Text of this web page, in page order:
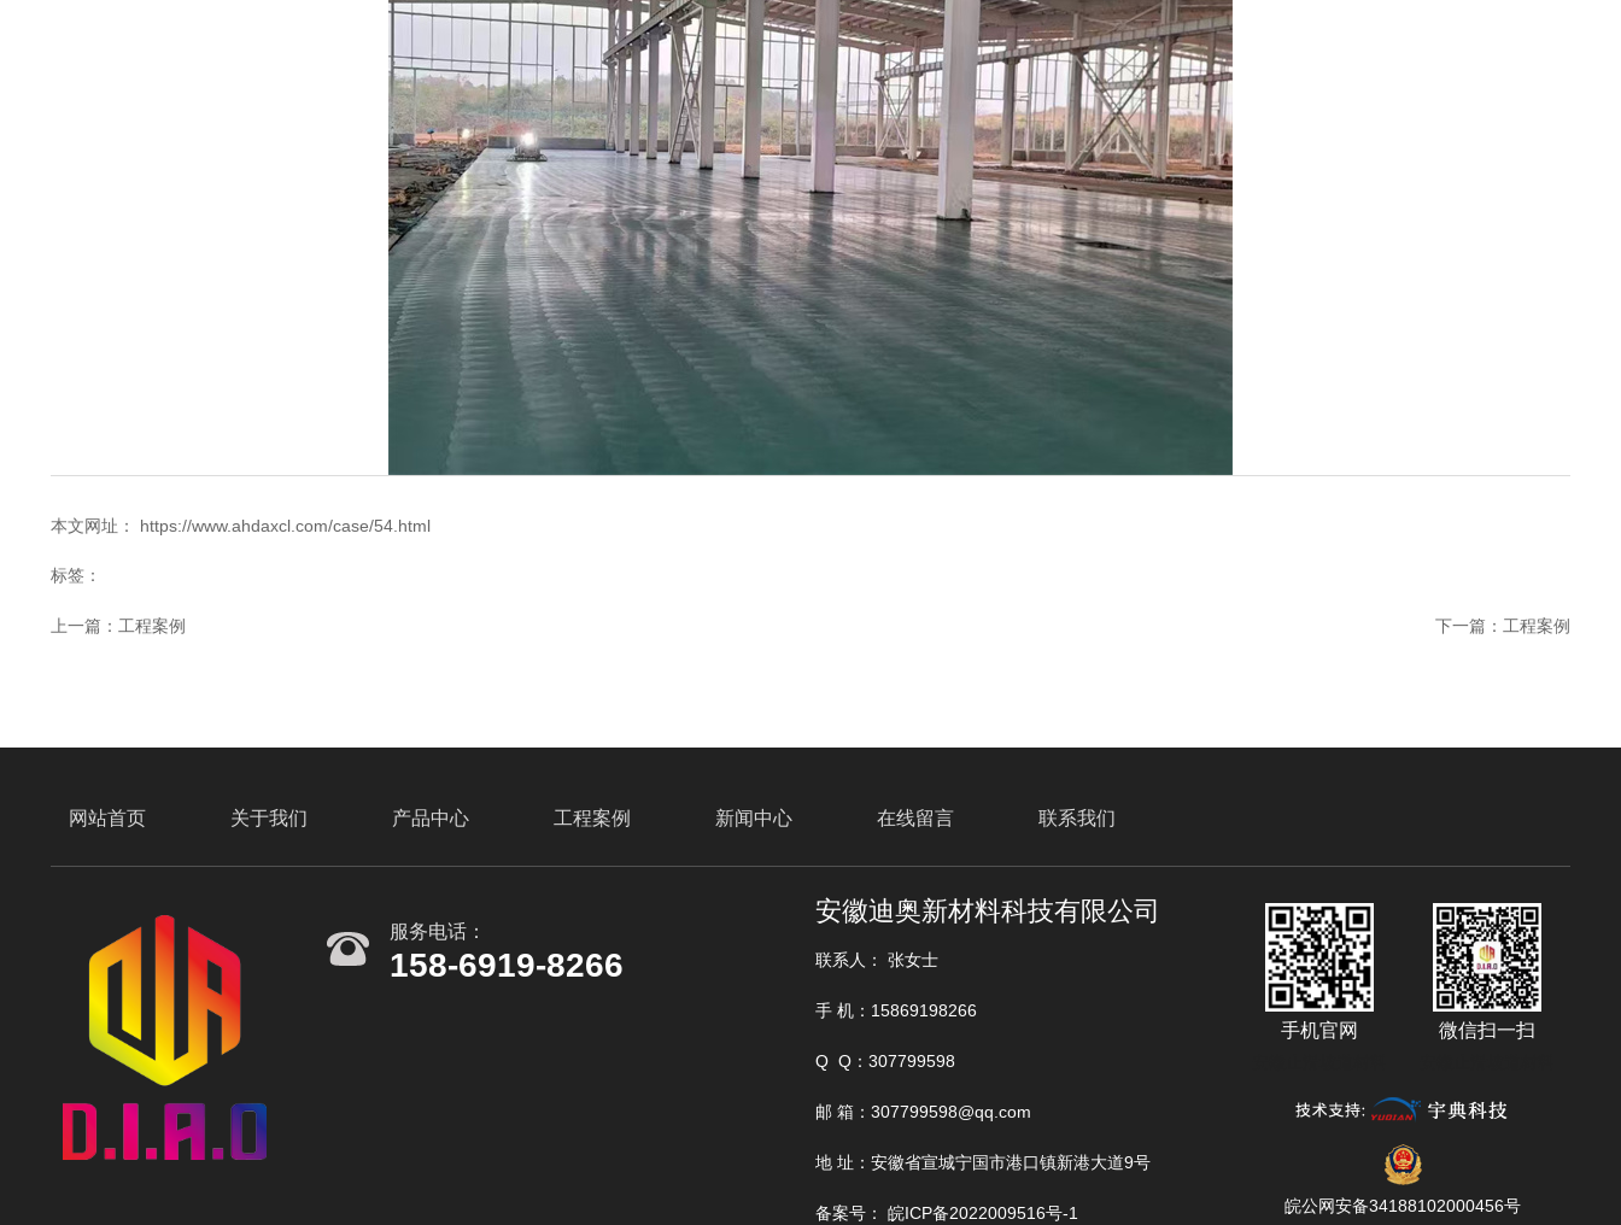
本文网址： https://www.ahdaxcl.com/case/54.html
标签：
上一篇： 工程案例 下一篇： 工程案例
找不到任何内容
网站首页 关于我们 产品中心 工程案例 新闻中心 在线留言 联系我们
服务电话：
158-6919-8266
安徽迪奥新材料科技有限公司
联系人： 张女士
手 机：15869198266
Q Q：307799598
邮 箱：307799598@qq.com
地 址：安徽省宣城宁国市港口镇新港大道9号
备案号：皖ICP备2022009516号-1
手机官网 微信扫一扫
皖公网安备34188102000456号